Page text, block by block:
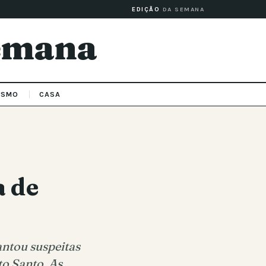
EDIÇÃO DA SEMANA
CASA
de
suspeitas
Santo. As